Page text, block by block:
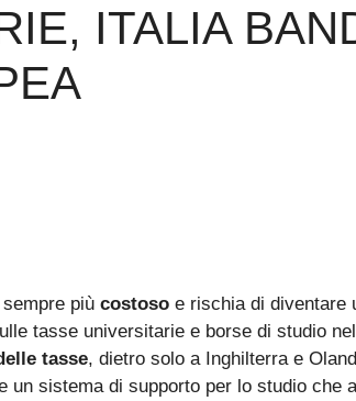
ITALIA
più costoso e rischia di diventare
tasse universitarie e borse di studio
tasse, dietro solo a Inghilterra e
un sistema di supporto per lo studio che